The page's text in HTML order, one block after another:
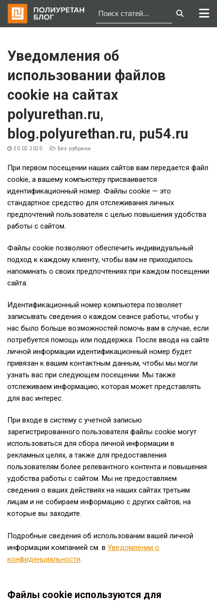
содержимому
Уведомления об
использовании файлов
cookie на сайтах
polyurethan.ru,
blog.polyurethan.ru, pu54.ru
20.02.2020 Без рубрики
При первом посещении наших сайтов вам передается файл
cookie, а вашему компьютеру присваивается
идентификационный номер. Файлы cookie — это
стандартное средство для отслеживания личных
предпочтений пользователя с целью повышения удобства
работы с сайтом.
Файлы cookie позволяют обеспечить индивидуальный
подход к каждому клиенту, чтобы вам не приходилось
напоминать о своих предпочтениях при каждом посещении
сайта.
Идентификационный номер компьютера позволяет
записывать сведения о каждом сеансе работы, чтобы у
нас было больше возможностей помочь вам в случае, если
потребуется помощь или поддержка. После ввода на сайте
личной информации идентификационный номер будет
привязан к вашим контактным данным, чтобы мы могли
узнать вас при следующем посещении. Мы также
отслеживаем информацию, которая может представлять
для вас интерес.
При входе в систему с учетной записью
зарегистрированного пользователя файлы cookie могут
использоваться для сбора личной информации в
рекламных целях, а также для предоставления
пользователям более релевантного контента и повышения
удобства работы с сайтом. Мы не предоставляем
сведения о ваших действиях на наших сайтах третьим
лицам и не собираем информацию с других сайтов, на
которые вы заходите.
Подробные сведения об использовании вашей личной
информации компанией см. в Уведомлении о
конфиденциальности
Файлы cookie используются для